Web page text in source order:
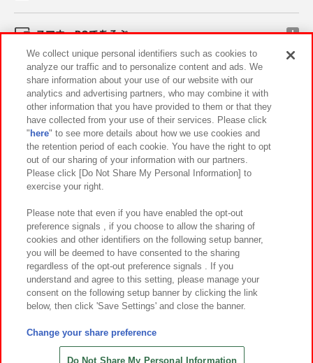
スマホ・PCであそぶ
イベント・キャンペーン
関連会社 サステナビリティ サイトポリシー
プライバシーポリシー ウェブアクセシビリティ方針と検証結果
お取引先さまとともに
カスタマーハラスメント対応方針 よくあるご質問・お問い合わせ
©Bandai Namco Amusement Inc.
©Bandai Namco Amusement Lab Inc.
©HANAYASHIKI Co., Ltd. All Rights Reserved.
We collect unique personal identifiers such as cookies to
analyze our traffic and to personalize content and ads. We
share information about your use of our website with our
analytics and advertising partners, who may combine it with
other information that you have provided to them or that they
have collected from your use of their services. Please click
" here" to see more details about how we use cookies and
the retention period of each cookie. You have the right to opt
out of our sharing of your information with our partners.
Please click [Do Not Share My Personal Information] to
exercise your right.
Please note that even if you have enabled the opt-out
preference signals , if you choose to allow the sharing of
cookies and other identifiers on the following setup banner,
you will be deemed to have consented to the sharing
regardless of the opt-out preference signals . If you
understand and agree to this setting, please manage your
consent on the following setup banner by clicking the link
below, then click 'Save Settings' and close the banner.
Change your share preference
Do Not Share My Personal Information